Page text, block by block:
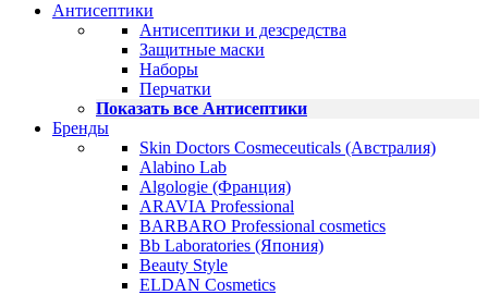
Антисептики
Антисептики и дезсредства
Защитные маски
Наборы
Перчатки
Показать все Антисептики
Бренды
Skin Doctors Cosmeceuticals (Австралия)
Alabino Lab
Algologie (Франция)
ARAVIA Professional
BARBARO Professional cosmetics
Bb Laboratories (Япония)
Beauty Style
ELDAN Cosmetics